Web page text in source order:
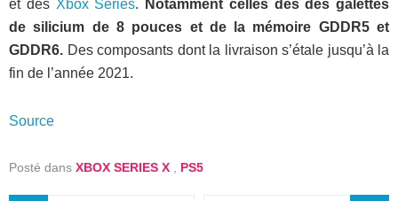
et des Xbox Series.
Notamment celles des des galettes
de silicium de 8 pouces et de la mémoire GDDR5 et
GDDR6. Des composants dont la livraison s’étale jusqu’à la
fin de l’année 2021.
Source
Posté dans XBOX SERIES X , PS5